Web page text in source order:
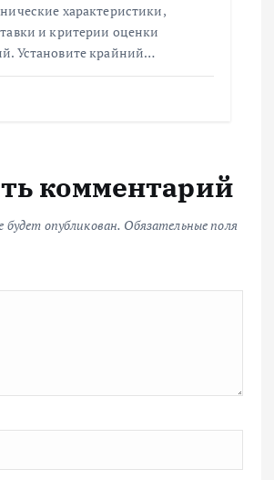
характеристики,
и критерии оценки
Установите крайний…
комментарий
будет опубликован. Обязательные поля